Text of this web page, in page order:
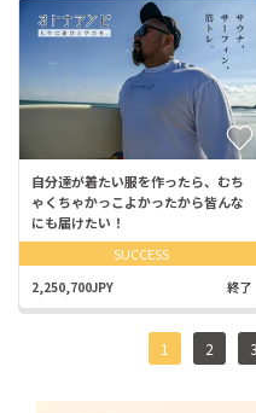
自分達が着たい服を作ったら、むち
ゃくちゃかっこよかったから皆んな
にも届けたい！
SUCCESS
2,250,700JPY 終了
1 2 3